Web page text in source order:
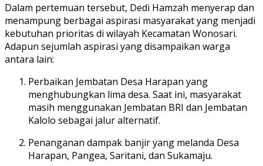
Dalam pertemuan tersebut, Dedi Hamzah menyerap dan
menampung berbagai aspirasi masyarakat yang menjadi
kebutuhan prioritas di wilayah Kecamatan Wonosari.
Adapun sejumlah aspirasi yang disampaikan warga
antara lain:
Perbaikan Jembatan Desa Harapan yang
menghubungkan lima desa. Saat ini, masyarakat
masih menggunakan Jembatan BRI dan Jembatan
Kalolo sebagai jalur alternatif.
Penanganan dampak banjir yang melanda Desa
Harapan, Pangea, Saritani, dan Sukamaju.